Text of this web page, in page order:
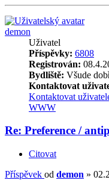
demon
Uživatel
Příspěvky: 6808
Registrován:
Bydliště: Všude
Kontaktovat
Kontaktovat
WWW
Re: Preference /
Citovat
Příspěvek od demon »